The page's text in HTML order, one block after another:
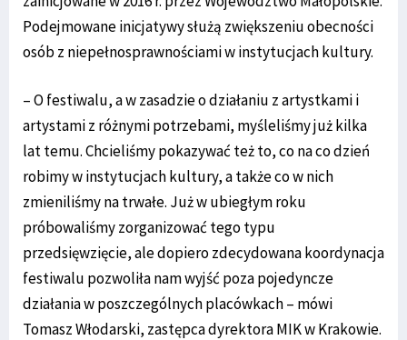
Podejmowane inicjatywy służą zwiększeniu obecności
osób z niepełnosprawnościami w instytucjach kultury.
– O festiwalu, a w zasadzie o działaniu z artystkami i
artystami z różnymi potrzebami, myśleliśmy już kilka
lat temu. Chcieliśmy pokazywać też to, co na co dzień
robimy w instytucjach kultury, a także co w nich
zmieniliśmy na trwałe. Już w ubiegłym roku
próbowaliśmy zorganizować tego typu
przedsięwzięcie, ale dopiero zdecydowana koordynacja
festiwalu pozwoliła nam wyjść poza pojedyncze
działania w poszczególnych placówkach – mówi
Tomasz Włodarski, zastępca dyrektora MIK w Krakowie.